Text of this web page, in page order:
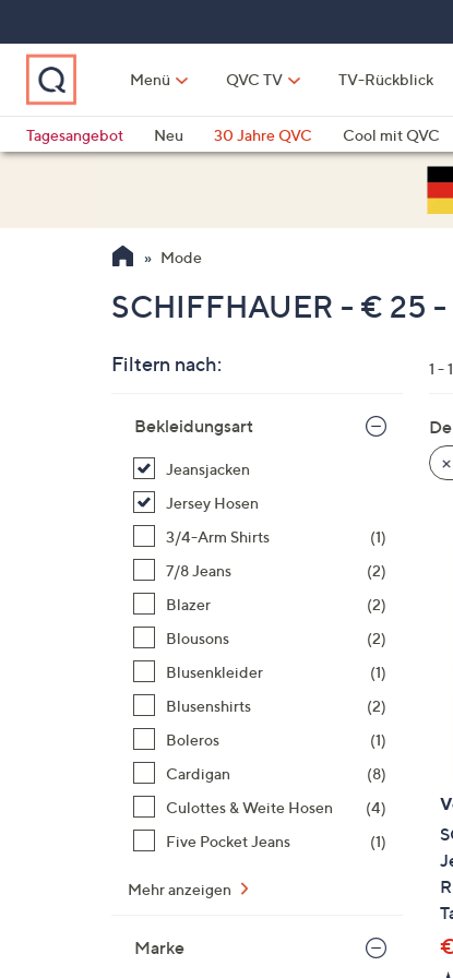
springen
Menü QVC TV TV-Rückblick
Tagesangebot
Neu 30 Jahre QVC Cool mit QVC
Mode
SCHIFFHAUER - € 25
Filtern nach:
Produktliste
Bekleidungsart
Jeansjacken
Jersey Hosen
3/4-Arm Shirts
(1)
7/8 Jeans
(2)
Blazer
(2)
Blousons
(2)
Blusenkleider
(1)
Blusenshirts
(2)
Boleros
(1)
Cardigan
(8)
Culottes & Weite Hosen
(4)
Five Pocket Jeans
(1)
Mehr anzeigen
Marke
1 -